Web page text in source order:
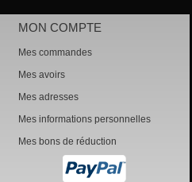
MON COMPTE
Mes commandes
Mes avoirs
Mes adresses
Mes informations personnelles
Mes bons de réduction